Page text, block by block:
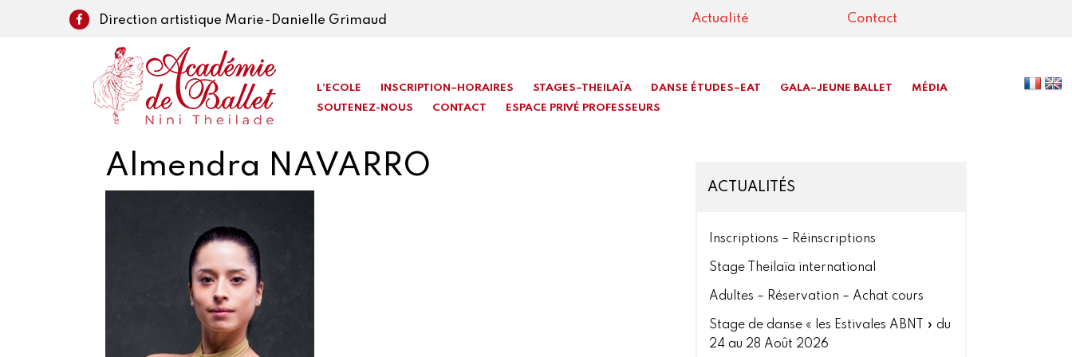
Direction artistique Marie-Danielle Grimaud Actualité Contact
L’ECOLE INSCRIPTION–HORAIRES STAGES–THEILAÏA DANSE ÉTUDES–EAT GALA–JEUNE BALLET
MÉDIA
SOUTENEZ-NOUS
CONTACT ESPACE PRIVÉ PROFESSEURS
Almendra NAVARRO
ACTUALITÉS
Inscriptions – Réinscriptions
Stage Theilaïa international
Adultes – Réservation – Achat cours
Stage de danse « les Estivales ABNT » du
24 au 28 Août 2026